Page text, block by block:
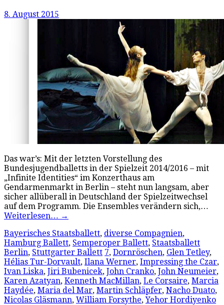
8. August 2015
Das war’s: Mit der letzten Vorstellung des
Bundesjugendballetts in der Spielzeit 2014/2016 – mit
„Infinite Identities“ im Konzerthaus am
Gendarmenmarkt in Berlin – steht nun langsam, aber
sicher allüberall in Deutschland der Spielzeitwechsel
auf dem Programm. Die Ensembles verändern sich,…
Weiterlesen… →
Bayerisches Staatsballett, diverse Compagnien,
Hamburg Ballett, Semperoper Ballett, Staatsballett
Berlin, Stuttgarter Ballett 7, Dornröschen, Glen Tetley,
Hélias Tur-Dorvault, Ilana Werner, Impressing the Czar,
Ivan Liska, Jiri Bubenicek, John Cranko, John Neumeier,
Karen Azatyan, Kenneth MacMillan, Le Corsaire, Marcia
Haydée, Maria del Mar, Martin Schläpfer, Nacho Duato,
Nicolas Gläsmann, William Forsythe,Yehor Hordiyenko